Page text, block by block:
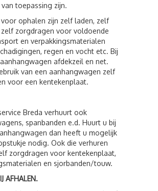
toepassing zijn.
ophalen zijn zelf laden, zelf
zorgdragen voor voldoende
en verpakkingsmaterialen
regen en vocht etc. Bij
afdekzeil en net.
van een aanhangwagen zelf
voor een kentekenplaat.
Breda verhuurt ook
spanbanden e.d. Huurt u bij
dan heeft u mogelijk
nodig. Ook die verhuren
zorgdragen voor kentekenplaat,
en sjorbanden/touw.
AFHALEN.